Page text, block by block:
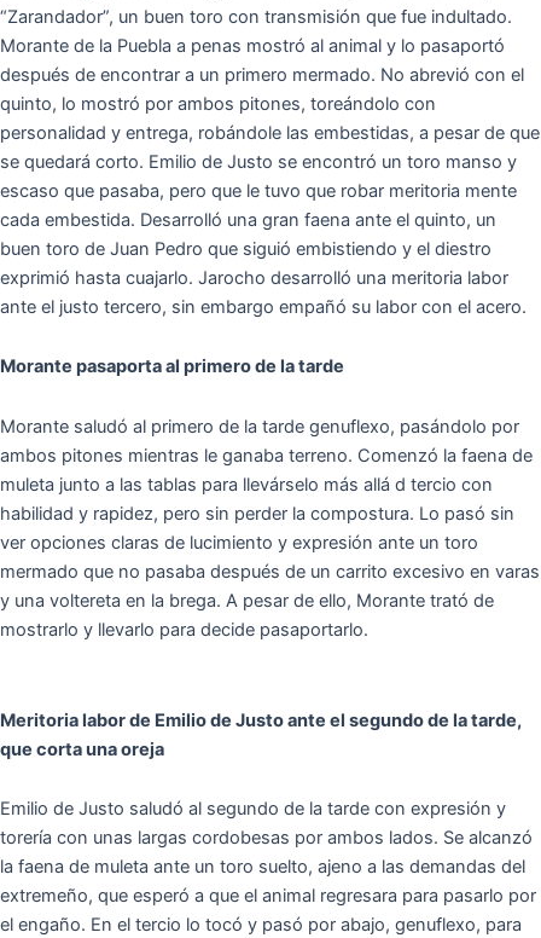
“Zarandador”, un buen toro con transmisión que fue indultado.
Morante de la Puebla a penas mostró al animal y lo pasaportó
después de encontrar a un primero mermado. No abrevió con el
quinto, lo mostró por ambos pitones, toreándolo con
personalidad y entrega, robándole las embestidas, a pesar de que
se quedará corto. Emilio de Justo se encontró un toro manso y
escaso que pasaba, pero que le tuvo que robar meritoria mente
cada embestida. Desarrolló una gran faena ante el quinto, un
buen toro de Juan Pedro que siguió embistiendo y el diestro
exprimió hasta cuajarlo. Jarocho desarrolló una meritoria labor
ante el justo tercero, sin embargo empañó su labor con el acero.
Morante pasaporta al primero de la tarde
Morante saludó al primero de la tarde genuflexo, pasándolo por
ambos pitones mientras le ganaba terreno. Comenzó la faena de
muleta junto a las tablas para llevárselo más allá d tercio con
habilidad y rapidez, pero sin perder la compostura. Lo pasó sin
ver opciones claras de lucimiento y expresión ante un toro
mermado que no pasaba después de un carrito excesivo en varas
y una voltereta en la brega. A pesar de ello, Morante trató de
mostrarlo y llevarlo para decide pasaportarlo.
Meritoria labor de Emilio de Justo ante el segundo de la tarde,
que corta una oreja
Emilio de Justo saludó al segundo de la tarde con expresión y
torería con unas largas cordobesas por ambos lados. Se alcanzó
la faena de muleta ante un toro suelto, ajeno a las demandas del
extremeño, que esperó a que el animal regresara para pasarlo por
el engaño. En el tercio lo tocó y pasó por abajo, genuflexo, para